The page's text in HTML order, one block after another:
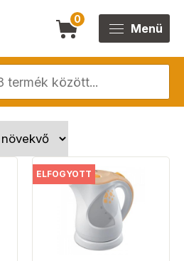
0
Menü
ELFOGYOTT